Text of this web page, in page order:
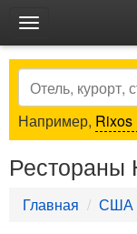
Toggle
navigation
Search
Например, Rixos
Главная США